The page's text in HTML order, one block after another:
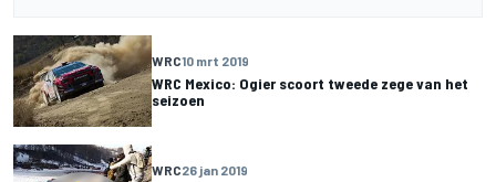
WRC10 mrt 2019
WRC Mexico: Ogier scoort tweede zege van het
seizoen
WRC26 jan 2019